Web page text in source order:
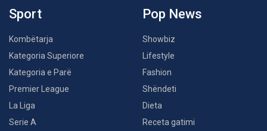
Sport
Kombëtarja
Kategoria Superiore
Kategoria e Parë
Premier League
La Liga
Serie A
Pop News
Showbiz
Lifestyle
Fashion
Shëndeti
Dieta
Receta gatimi